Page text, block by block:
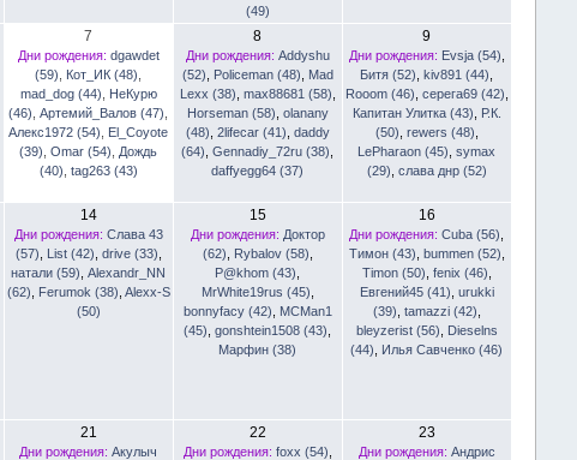
(49)
7
Дни рождения: dgawdet
(59)
Кот_ИК (48)
mad_dog (44)
НеКурю
(46) ,Артемий_Валов (47)
Алекс1972 (54)
El_Coyote
(39) ,Omar (54)
Дождь
(40) tag263 (43)
8
Дни рождения: Addyshu
(52)
Policeman (48)
Mad
Lexx (38) max88681 (58)
Horseman (58) olanany
(48) 2lifecar (41) daddy
(64) ,Gennadiy_72ru (38)
daffyegg64 (37)
9
Дни рождения: Evsja (54)
Битя (52) ,kiv891 (44)
Rooom (46) серега69 (42)
Капитан Улитка (43)
Р.К.
(50) rewers (48)
LePharaon (45) ,symax
(29) слава днр (52)
14
Дни рождения: Слава 43
(57)
List (42) drive (33)
натали (59) ,Alexandr_NN
(62)
Ferumok (38) Alexx-S
(50)
15
Дни рождения: Доктор
(62)
Rybalov (58)
P@khom (43)
MrWhite19rus (45)
bonnyfacy (42)
MCMan1
(45) ,gonshtein1508 (43)
Марфин (38)
16
Дни рождения: Cuba (56)
Тимон (43) bummen (52)
Timon (50) fenix (46)
Евгений45 (41) urukki
(39) tamazzi (42)
bleyzerist (56)
Dieselns
(44)
Илья Савченко (46)
21
Дни рождения: Акулыч
22
Дни рождения: foxx (54)
23
Дни рождения: Андрис